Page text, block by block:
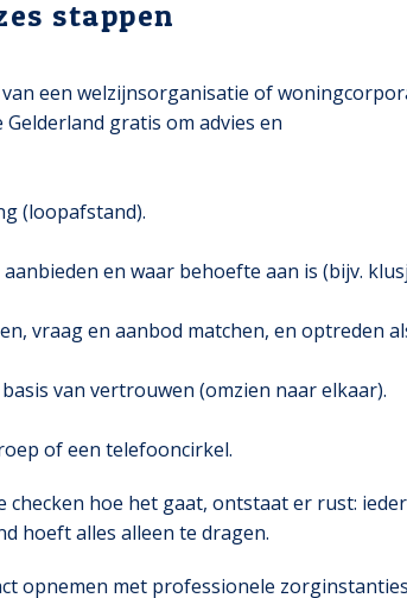
stappen
een welzijnsorganisatie of
gratis om advies en
(loopafstand).
en waar behoefte aan is (bijv.
vraag en aanbod matchen, en optreden
van vertrouwen (omzien naar elkaar).
of een telefooncirkel.
hoe het gaat, ontstaat er rust:
hoeft alles alleen te dragen.
opnemen met professionele